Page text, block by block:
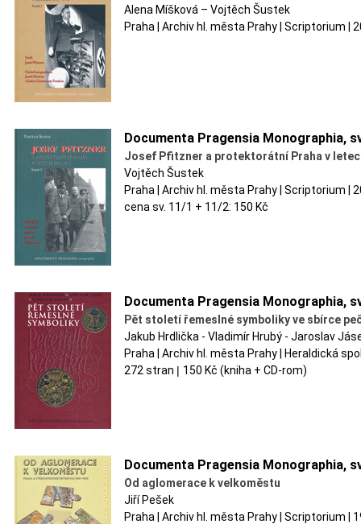
Alena Míšková – Vojtěch Šustek
Praha | Archiv hl. města Prahy | Scriptorium |
Documenta Pragensia Monographia,
Josef Pfitzner a protektorátní Praha v
Vojtěch Šustek
Praha | Archiv hl. města Prahy | Scriptorium |
cena sv. 11/1 + 11/2: 150 Kč
Documenta Pragensia Monographia,
Pět století řemeslné symboliky ve sbírce
Jakub Hrdlička - Vladimír Hrubý - Jaroslav
Praha | Archiv hl. města Prahy | Heraldická
272 stran | 150 Kč (kniha + CD-rom)
Documenta Pragensia Monographia,
Od aglomerace k velkoměstu
Jiří Pešek
Praha | Archiv hl. města Prahy | Scriptorium |